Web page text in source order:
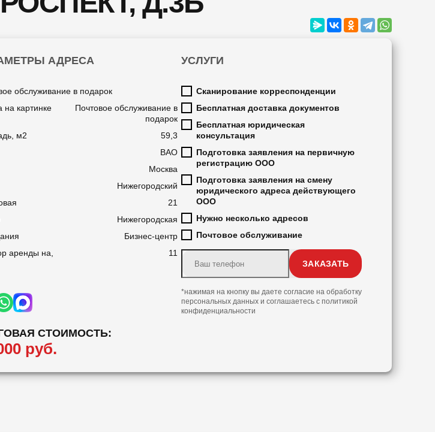
АДРЕСА
обслуживание в подарок
на картинке
Почтовое обслуживание в
подарок
м2
59,3
ВАО
Москва
Нижегородский
21
Нижегородская
Бизнес-центр
аренды на,
11
СТОИМОСТЬ:
руб.
УСЛУГИ
Сканирование корреспонденции
Бесплатная доставка документов
Бесплатная юридическая
консультация
Подготовка заявления на первичную
регистрацию ООО
Подготовка заявления на смену
юридического адреса действующего
ООО
Нужно несколько адресов
Почтовое обслуживание
*нажимая на кнопку вы даете согласие на обработку
персональных данных и соглашаетесь с политикой
конфиденциальности